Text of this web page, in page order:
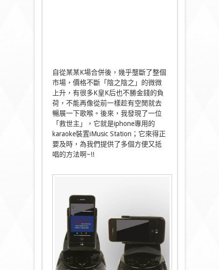
自從某某K場合併後，幾乎壟斷了整個
市場，價格不斷「陰之陰之」的微微
上升，有很多K皇K后也不勝金錢的負
荷，不能再像從前一樣趁有空閒就去
暢展一下歌喉。後來，我發現了一位
「救世主」，它就是iphone專用的
karaoke裝置iMusic Station；它來得正
要及時，為我們提供了多個方便又抵
唱的方法啊~!!